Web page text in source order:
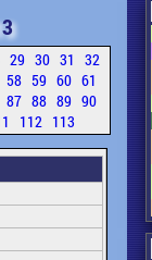
29 30 31 32
58 59 60 61
87 88 89 90
112 113